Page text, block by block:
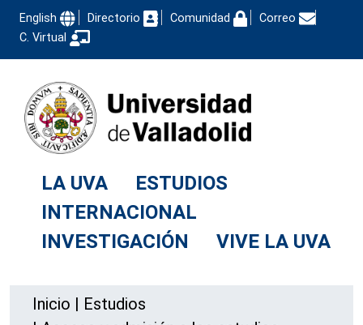
English Directorio Comunidad
Correo
C. Virtual
LA UVA
ESTUDIOS
INTERNACIONAL
INVESTIGACIÓN
VIVE LA UVA
Inicio | Estudios